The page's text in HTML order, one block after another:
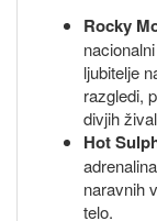
Rocky
ljubitelje
razgledi,
divjih
Hot
naravnih
telo.